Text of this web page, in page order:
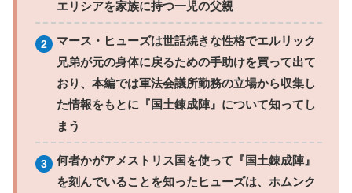
エリシアを家族に持つ一児の父親
マース・ヒューズは世話焼きな性格でエルリック
兄弟が元の身体に戻るための手助けを買って出て
おり、本編では軍法会議所勤務の立場から収集し
た情報をもとに『国土錬成陣』について知ってし
まう
何者かがアメストリス国を使って『国土錬成陣』
を刻んでいることを知ったヒューズは、ホムンク